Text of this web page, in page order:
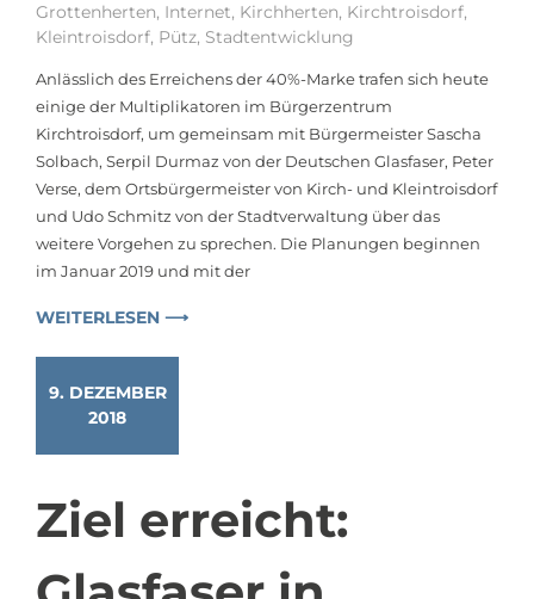
Grottenherten, Internet, Kirchherten, Kirchtroisdorf,
Kleintroisdorf, Pütz, Stadtentwicklung
Anlässlich des Erreichens der 40%-Marke trafen sich heute
einige der Multiplikatoren im Bürgerzentrum
Kirchtroisdorf, um gemeinsam mit Bürgermeister Sascha
Solbach, Serpil Durmaz von der Deutschen Glasfaser, Peter
Verse, dem Ortsbürgermeister von Kirch- und Kleintroisdorf
und Udo Schmitz von der Stadtverwaltung über das
weitere Vorgehen zu sprechen. Die Planungen beginnen
im Januar 2019 und mit der
WEITERLESEN ⟶
9. DEZEMBER
2018
Ziel erreicht: